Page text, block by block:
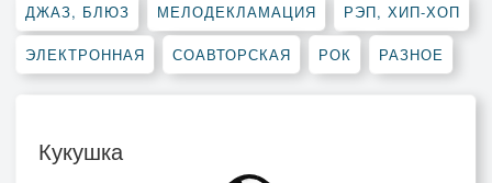
ДЖАЗ, БЛЮЗ МЕЛОДЕКЛАМАЦИЯ РЭП, ХИП-ХОП
ЭЛЕКТРОННАЯ СОАВТОРСКАЯ РОК РАЗНОЕ
Кукушка